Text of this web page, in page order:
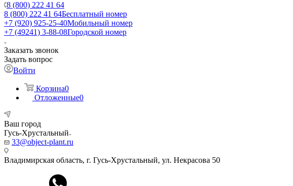
8 (800) 222 41 64
8 (800) 222 41 64Бесплатный номер
+7 (920) 925-25-40Мобильный номер
+7 (49241) 3-88-08Городской номер
Заказать звонок
Задать вопрос
Войти
Корзина0
Отложенные0
Ваш город
Гусь-Хрустальный
33@object-plant.ru
Владимирская область, г. Гусь-Хрустальный, ул. Некрасова 50